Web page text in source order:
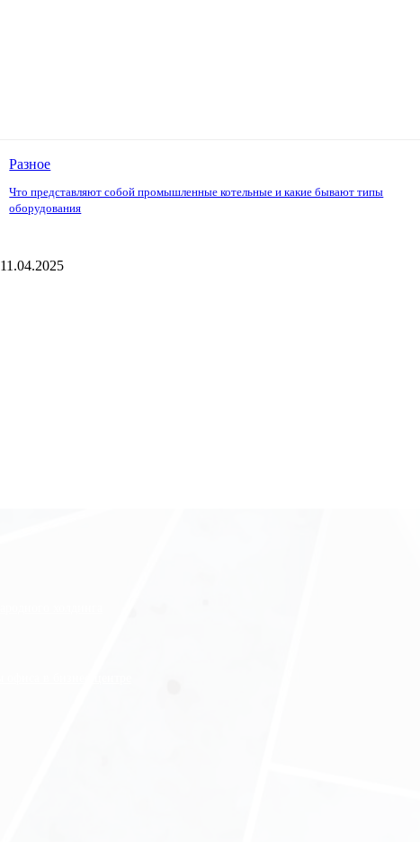
Разное
Что представляют собой промышленные котельные и какие бывают типы
оборудования
11.04.2025